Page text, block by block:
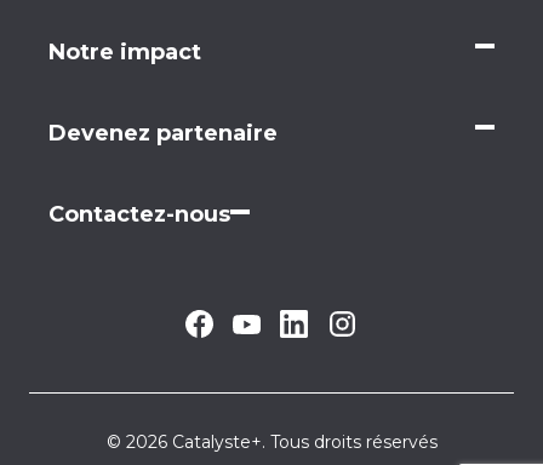
Notre impact
Devenez partenaire
Contactez-nous
© 2026 Catalyste+. Tous droits réservés